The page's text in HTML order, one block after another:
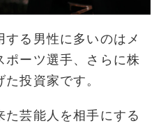
する男性に多いのはメ
ポーツ選手、さらに株
投資家です。
芸能人を相手にする